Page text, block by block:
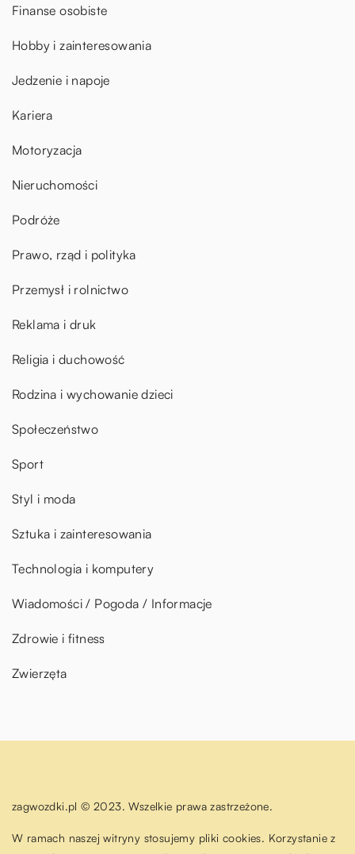
Finanse osobiste
Hobby i zainteresowania
Jedzenie i napoje
Kariera
Motoryzacja
Nieruchomości
Podróże
Prawo, rząd i polityka
Przemysł i rolnictwo
Reklama i druk
Religia i duchowość
Rodzina i wychowanie dzieci
Społeczeństwo
Sport
Styl i moda
Sztuka i zainteresowania
Technologia i komputery
Wiadomości / Pogoda / Informacje
Zdrowie i fitness
Zwierzęta
zagwozdki.pl © 2023. Wszelkie prawa zastrzeżone.
W ramach naszej witryny stosujemy pliki cookies. Korzystanie z